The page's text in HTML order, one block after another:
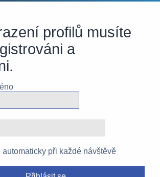
profilů musíte
a
automaticky při každé návštěvě